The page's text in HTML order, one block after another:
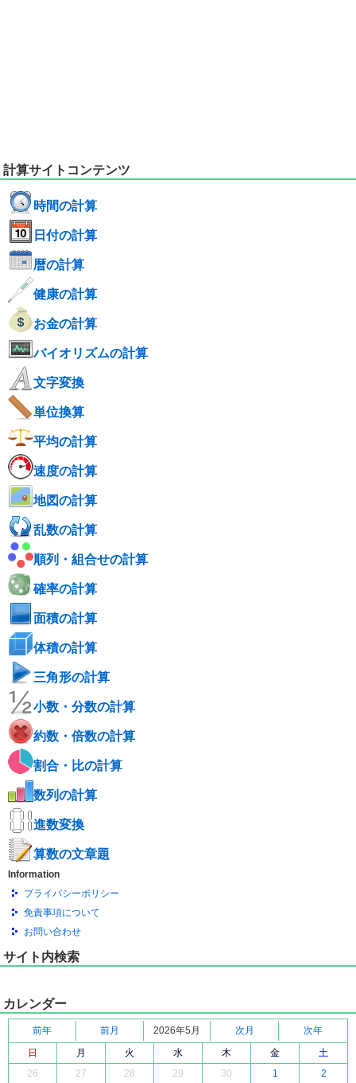
計算サイトコンテンツ
時間の計算
日付の計算
暦の計算
健康の計算
お金の計算
バイオリズムの計算
文字変換
単位換算
平均の計算
速度の計算
地図の計算
乱数の計算
順列・組合せの計算
確率の計算
面積の計算
体積の計算
三角形の計算
小数・分数の計算
約数・倍数の計算
割合・比の計算
数列の計算
進数変換
算数の文章題
Information
プライバシーポリシー
免責事項について
お問い合わせ
サイト内検索
カレンダー
前年 前月 2026年5月 次月
次年
日
月 火 水 木 金
土
26
27 28 29 30 1 2